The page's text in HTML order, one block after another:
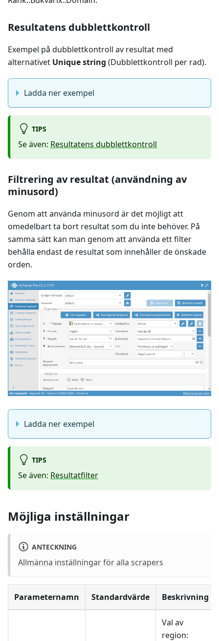
Resultatens dubblettkontroll
Exempel på dubblettkontroll av resultat med
alternativet Unique string (Dubblettkontroll per rad).
Ladda ner exempel
TIPS
Se även: Resultatens dubblettkontroll
Filtrering av resultat (användning av
minusord)
Genom att använda minusord är det möjligt att
omedelbart ta bort resultat som du inte behöver. På
samma sätt kan man genom att använda ett filter
behålla endast de resultat som innehåller de önskade
orden.
Ladda ner exempel
TIPS
Se även: Resultatfilter
Möjliga inställningar
ANTECKNING
Allmänna inställningar för alla scrapers
Parameternamn Standardvärde Beskrivning
Val av
region: